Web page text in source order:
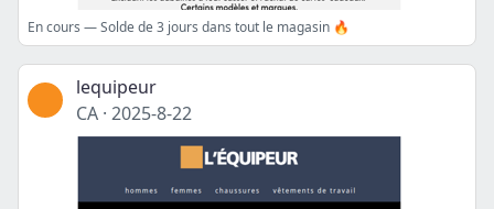
En cours — Solde de 3 jours dans tout le magasin 🔥
lequipeur
CA · 2025-8-22